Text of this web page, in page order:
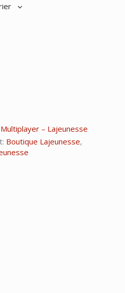
– Lajeunesse
Boutique Lajeunesse,